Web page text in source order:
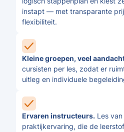
instapt — met transparante
flexibiliteit.
Kleine groepen, veel
cursisten per les, zodat er
uitleg en individuele
Ervaren instructeurs. Les
praktijkervaring, die de